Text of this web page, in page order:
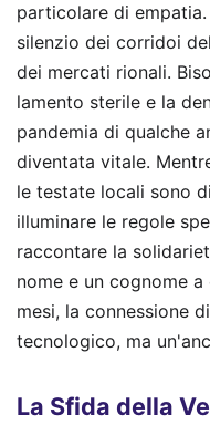
particolare di
silenzio dei corridoi
dei mercati rionali.
lamento sterile e la
pandemia di qualche
diventata vitale.
le testate locali sono
illuminare le regole
raccontare la
nome e un cognome
mesi, la connessione
tecnologico, ma
La Sfida della